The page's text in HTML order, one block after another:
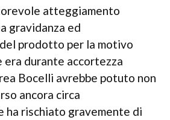
atteggiamento
gravidanza ed
prodotto per la motivo
era durante accortezza
Bocelli avrebbe potuto non
ancora circa
ha rischiato gravemente di